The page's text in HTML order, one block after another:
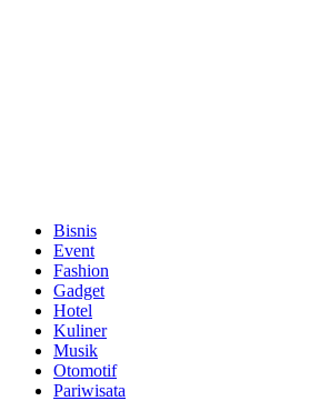
Bisnis
Event
Fashion
Gadget
Hotel
Kuliner
Musik
Otomotif
Pariwisata